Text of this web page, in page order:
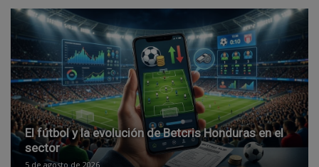
El fútbol y la evolución de Betcris Honduras en el
sector
5 de agosto de 2026